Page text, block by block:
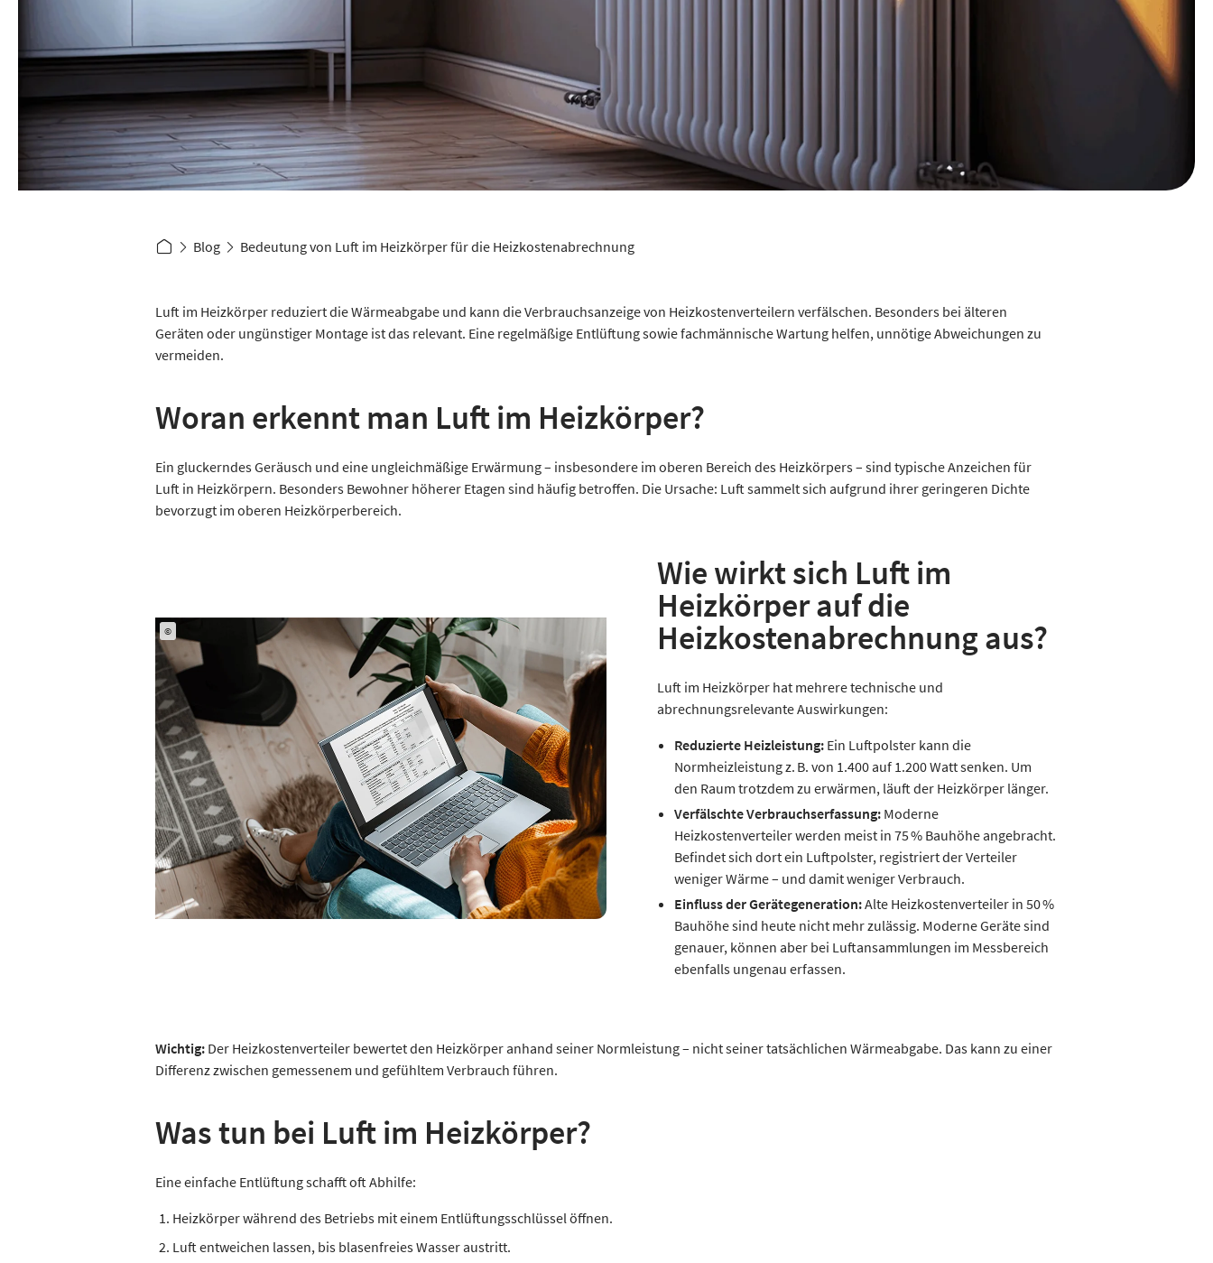
Blog Bedeutung von Luft im Heizkörper für die Heizkostenabrechnung
Luft im Heizkörper reduziert die Wärmeabgabe und kann die Verbrauchsanzeige von Heizkostenverteilern verfälschen. Besonders bei älteren
Geräten oder ungünstiger Montage ist das relevant. Eine regelmäßige Entlüftung sowie fachmännische Wartung helfen, unnötige Abweichungen zu
vermeiden.
Woran erkennt man Luft im Heizkörper?
Ein gluckerndes Geräusch und eine ungleichmäßige Erwärmung – insbesondere im oberen Bereich des Heizkörpers – sind typische Anzeichen für
Luft in Heizkörpern. Besonders Bewohner höherer Etagen sind häufig betroffen. Die Ursache: Luft sammelt sich aufgrund ihrer geringeren Dichte
bevorzugt im oberen Heizkörperbereich.
©
Wie wirkt sich Luft im
Heizkörper auf die
Heizkostenabrechnung aus?
Luft im Heizkörper hat mehrere technische und
abrechnungsrelevante Auswirkungen:
Reduzierte Heizleistung: Ein Luftpolster kann die
Normheizleistung z. B. von 1.400 auf 1.200 Watt senken. Um
den Raum trotzdem zu erwärmen, läuft der Heizkörper länger.
Verfälschte Verbrauchserfassung: Moderne
Heizkostenverteiler werden meist in 75 % Bauhöhe angebracht.
Befindet sich dort ein Luftpolster, registriert der Verteiler
weniger Wärme – und damit weniger Verbrauch.
Einfluss der Gerätegeneration:Alte Heizkostenverteiler in 50 %
Bauhöhe sind heute nicht mehr zulässig. Moderne Geräte sind
genauer, können aber bei Luftansammlungen im Messbereich
ebenfalls ungenau erfassen.
Wichtig: Der Heizkostenverteiler bewertet den Heizkörper anhand seiner Normleistung – nicht seiner tatsächlichen Wärmeabgabe. Das kann zu einer
Differenz zwischen gemessenem und gefühltem Verbrauch führen.
Was tun bei Luft im Heizkörper?
Eine einfache Entlüftung schafft oft Abhilfe:
Heizkörper während des Betriebs mit einem Entlüftungsschlüssel öffnen.
Luft entweichen lassen, bis blasenfreies Wasser austritt.